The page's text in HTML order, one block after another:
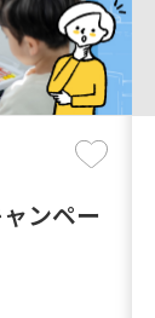
ンペー